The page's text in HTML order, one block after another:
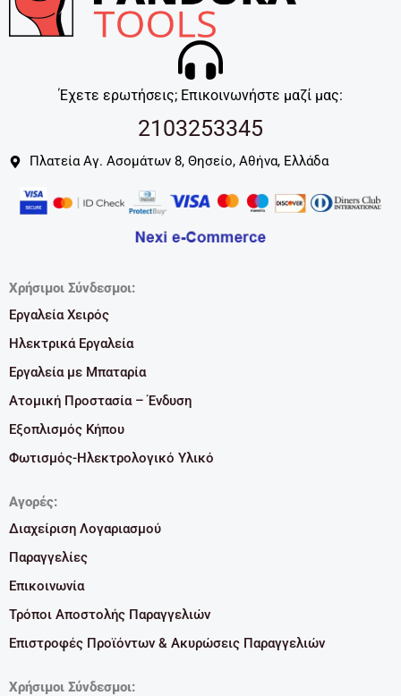
Έχετε ερωτήσεις; Επικοινωνήστε μαζί μας:
2103253345
Πλατεία Αγ. Ασομάτων 8, Θησείο, Αθήνα, Ελλάδα
Χρήσιμοι Σύνδεσμοι:
Εργαλεία Χειρός
Ηλεκτρικά Εργαλεία
Εργαλεία με Μπαταρία
Ατομική Προστασία – Ένδυση
Εξοπλισμός Κήπου
Φωτισμός-Ηλεκτρολογικό Υλικό
Αγορές:
Διαχείριση Λογαριασμού
Παραγγελίες
Επικοινωνία
Τρόποι Αποστολής Παραγγελιών
Επιστροφές Προϊόντων & Ακυρώσεις Παραγγελιών
Χρήσιμοι Σύνδεσμοι: